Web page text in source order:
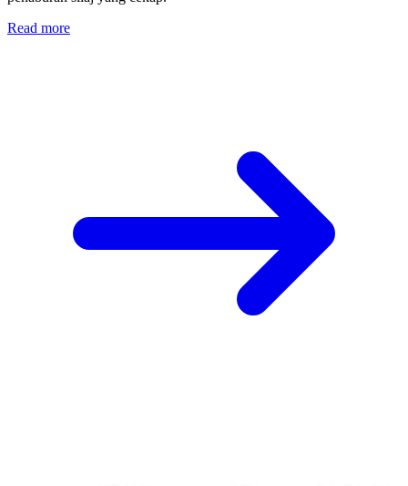
Read more